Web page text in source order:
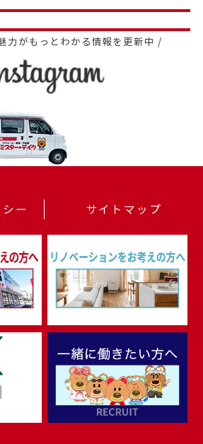
力がもっとわかる情報を更新中 /
ー サイトマップ